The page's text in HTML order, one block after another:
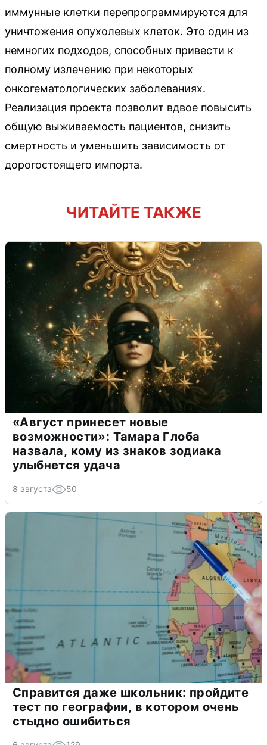
иммунные клетки перепрограммируются для
уничтожения опухолевых клеток. Это один из
немногих подходов, способных привести к
полному излечению при некоторых
онкогематологических заболеваниях.
Реализация проекта позволит вдвое повысить
общую выживаемость пациентов, снизить
смертность и уменьшить зависимость от
дорогостоящего импорта.
ЧИТАЙТЕ ТАКЖЕ
«Август принесет новые
возможности»: Тамара Глоба
назвала, кому из знаков зодиака
улыбнется удача
8 августа 50
Справится даже школьник: пройдите
тест по географии, в котором очень
стыдно ошибиться